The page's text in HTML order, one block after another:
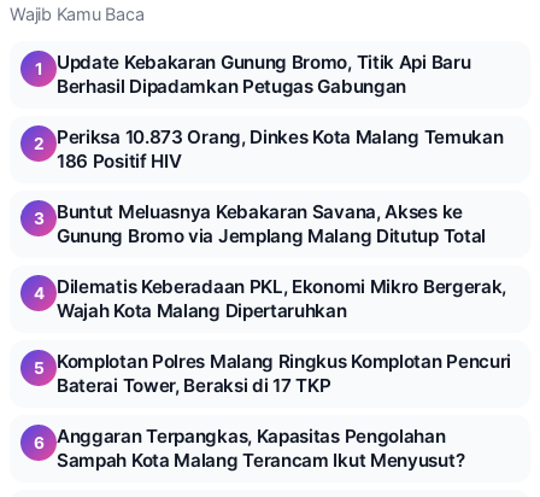
Wajib Kamu Baca
1
Update Kebakaran Gunung Bromo, Titik Api Baru
Berhasil Dipadamkan Petugas Gabungan
2
Periksa 10.873 Orang, Dinkes Kota Malang Temukan
186 Positif HIV
3
Buntut Meluasnya Kebakaran Savana, Akses ke
Gunung Bromo via Jemplang Malang Ditutup Total
4
Dilematis Keberadaan PKL, Ekonomi Mikro Bergerak,
Wajah Kota Malang Dipertaruhkan
5
Komplotan Polres Malang Ringkus Komplotan Pencuri
Baterai Tower, Beraksi di 17 TKP
6
Anggaran Terpangkas, Kapasitas Pengolahan
Sampah Kota Malang Terancam Ikut Menyusut?